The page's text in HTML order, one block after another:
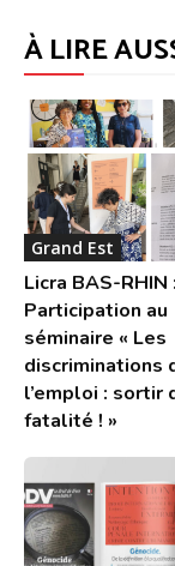
À LIRE
Grand Est
Licra BAS-RHIN
Participation au
séminaire « Les
discriminations
l’emploi : sortir
fatalité ! »